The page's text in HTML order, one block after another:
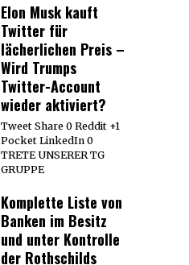
Elon Musk kauft
Twitter für
lächerlichen Preis –
Wird Trumps
Twitter-Account
wieder aktiviert?
Tweet Share 0 Reddit +1
Pocket LinkedIn 0
TRETE UNSERER TG
GRUPPE
Komplette Liste von
Banken im Besitz
und unter Kontrolle
der Rothschilds